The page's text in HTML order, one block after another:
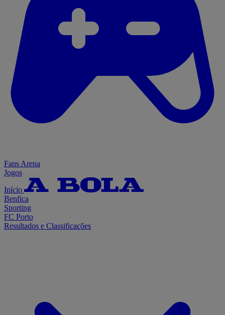
Fans Arena
Jogos
Início
Benfica
Sporting
FC Porto
Resultados e Classificações